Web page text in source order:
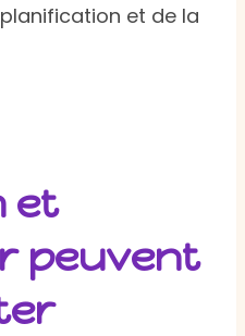
et de la
et
peuvent